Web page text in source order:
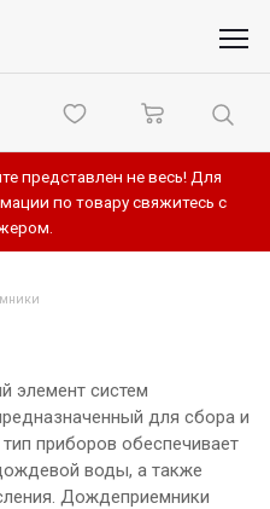
представлен не весь! Для
по товару свяжитесь с
элемент систем
для сбора и
приборов обеспечивает
воды, а также
Дождеприемники